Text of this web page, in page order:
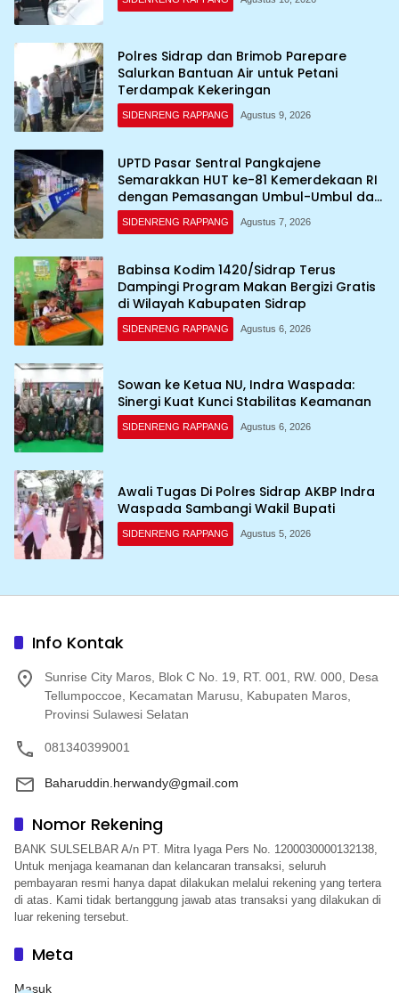
Polres Sidrap dan Brimob Parepare
Salurkan Bantuan Air untuk Petani
Terdampak Kekeringan
SIDENRENG RAPPANG Agustus 9, 2026
UPTD Pasar Sentral Pangkajene
Semarakkan HUT ke-81 Kemerdekaan RI
dengan Pemasangan Umbul-Umbul dan
Dekorasi Merah Putih
SIDENRENG RAPPANG Agustus 7, 2026
Babinsa Kodim 1420/Sidrap Terus
Dampingi Program Makan Bergizi Gratis
di Wilayah Kabupaten Sidrap
SIDENRENG RAPPANG Agustus 6, 2026
Sowan ke Ketua NU, Indra Waspada:
Sinergi Kuat Kunci Stabilitas Keamanan
SIDENRENG RAPPANG Agustus 6, 2026
Awali Tugas Di Polres Sidrap AKBP Indra
Waspada Sambangi Wakil Bupati
SIDENRENG RAPPANG Agustus 5, 2026
Info Kontak
Sunrise City Maros, Blok C No. 19, RT. 001, RW. 000, Desa
Tellumpoccoe, Kecamatan Marusu, Kabupaten Maros,
Provinsi Sulawesi Selatan
081340399001
Baharuddin.herwandy@gmail.com
Nomor Rekening
BANK SULSELBAR A/n PT. Mitra Iyaga Pers No. 1200030000132138,
Untuk menjaga keamanan dan kelancaran transaksi, seluruh
pembayaran resmi hanya dapat dilakukan melalui rekening yang tertera
di atas. Kami tidak bertanggung jawab atas transaksi yang dilakukan di
luar rekening tersebut.
Meta
Masuk